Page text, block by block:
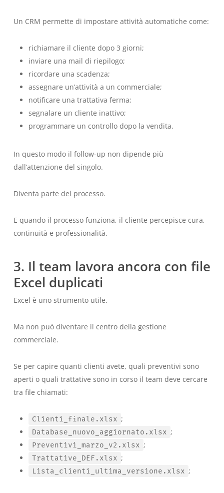
Un CRM permette di impostare attività automatiche come:
richiamare il cliente dopo 3 giorni;
inviare una mail di riepilogo;
ricordare una scadenza;
assegnare un’attività a un commerciale;
notificare una trattativa ferma;
segnalare un cliente inattivo;
programmare un controllo dopo la vendita.
In questo modo il follow-up non dipende più
dall’attenzione del singolo.
Diventa parte del processo.
E quando il processo funziona, il cliente percepisce cura,
continuità e professionalità.
3. Il team lavora ancora con file
Excel duplicati
Excel è uno strumento utile.
Ma non può diventare il centro della gestione
commerciale.
Se per capire quanti clienti avete, quali preventivi sono
aperti o quali trattative sono in corso il team deve cercare
tra file chiamati:
Clienti_finale.xlsx ;
Database_nuovo_aggiornato.xlsx ;
Preventivi_marzo_v2.xlsx ;
Trattative_DEF.xlsx ;
Lista_clienti_ultima_versione.xlsx ;